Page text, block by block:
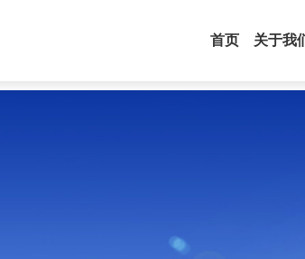
首页 关于我